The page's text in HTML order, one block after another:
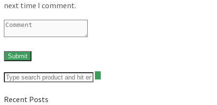
next time I comment.
Recent Posts